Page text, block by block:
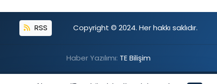
RSS Copyright © 2024. Her hakkı saklıdır.
Haber Yazılımı: TE Bilişim